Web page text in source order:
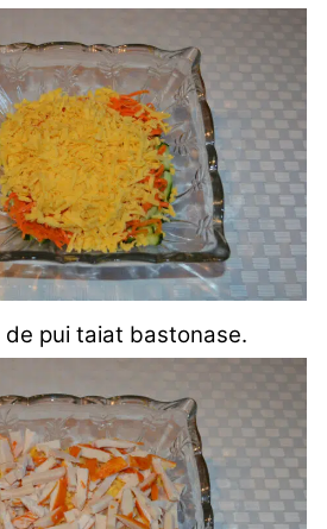
pui taiat bastonase.